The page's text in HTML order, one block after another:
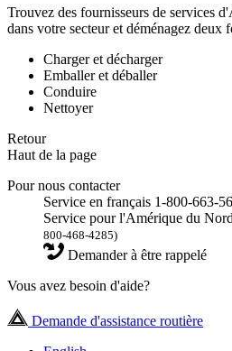
Trouvez des fournisseurs de services
dans votre secteur et déménagez deux
Charger et décharger
Emballer et déballer
Conduire
Nettoyer
Retour
Haut de la page
Pour nous contacter
Service en français 1-800-663-
Service pour l'Amérique du
800-468-4285)
Demander à être rappelé
Vous avez besoin d'aide?
Demande d'assistance routière